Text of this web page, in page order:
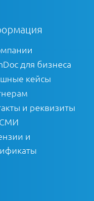
для бизнеса
кейсы
и реквизиты
и